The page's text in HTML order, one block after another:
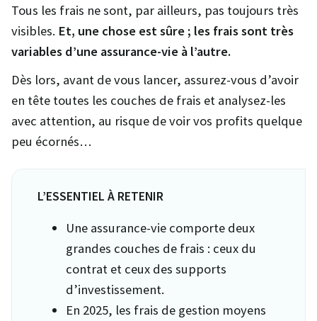
Tous les frais ne sont, par ailleurs, pas toujours très
visibles. Et, une chose est sûre ; les frais sont très
variables d’une assurance-vie à l’autre.
Dès lors, avant de vous lancer, assurez-vous d’avoir
en tête toutes les couches de frais et analysez-les
avec attention, au risque de voir vos profits quelque
peu écornés…
L’ESSENTIEL À RETENIR
Une assurance-vie comporte deux
grandes couches de frais : ceux du
contrat et ceux des supports
d’investissement.
En 2025, les frais de gestion moyens